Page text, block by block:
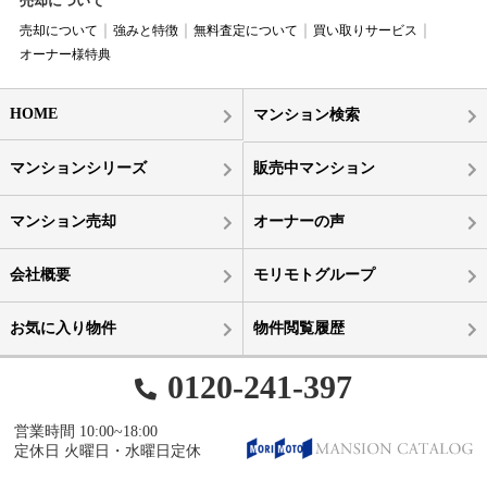
売却について 強みと特徴 無料査定について
買い取りサービス
オーナー様特典
HOME マンション検索
マンションシリーズ 販売中マンション
マンション売却 オーナーの声
会社概要 モリモトグループ
お気に入り物件 物件閲覧履歴
0120-241-397
営業時間 10:00~18:00
定休日 火曜日・水曜日定休